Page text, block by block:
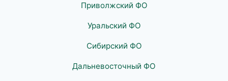
Приволжский ФО
Уральский ФО
Сибирский ФО
Дальневосточный ФО